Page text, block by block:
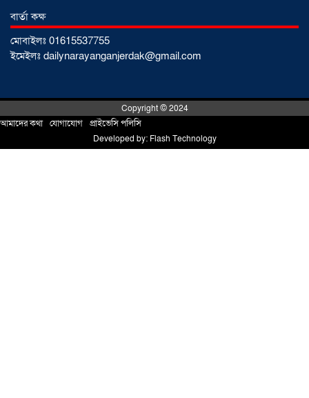
ব্যবসায়ী গ্রেফতার
সোনারগাঁয়ে পরিত্যক্ত উন্নয়ন প্রকল্প:
ঠিকাদারের গাফিলতি নাকি তদারকির অভাব
বার্তা কক্ষ
মোবাইলঃ 01615537755
ইমেইলঃ dailynarayanganjerdak@gmail.com
Copyright © 2024
আমাদের কথা যোগাযোগ প্রাইভেসি পলিসি
Developed by: Flash Technology